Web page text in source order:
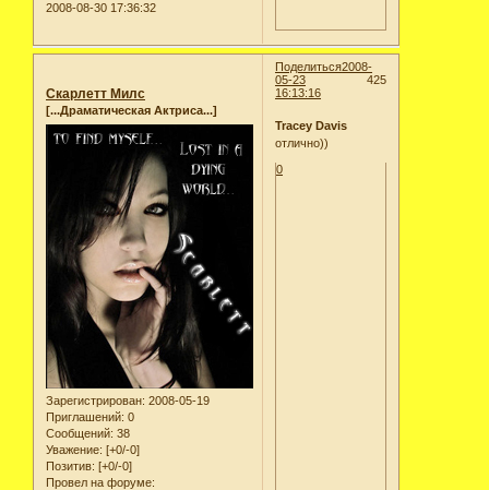
2008-08-30 17:36:32
Поделиться
425
2008-
05-23
16:13:16
Скарлетт Милс
[...Драматическая Актриса...]
Зарегистрирован: 2008-05-19
Приглашений: 0
Сообщений: 38
Уважение: [+0/-0]
Позитив: [+0/-0]
Провел на форуме:
Tracey Davis
отлично))
0